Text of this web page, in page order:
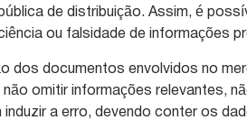
de distribuição. Assim, é
ou falsidade de informações
dos documentos envolvidos no
omitir informações relevantes,
a erro, devendo conter os